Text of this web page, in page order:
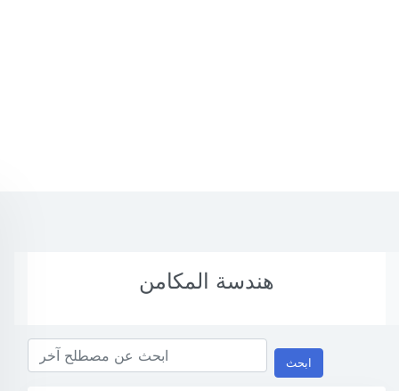
هندسة المكامن
ابحث